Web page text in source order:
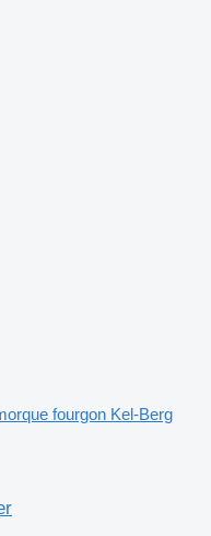
fourgon Kel-Berg